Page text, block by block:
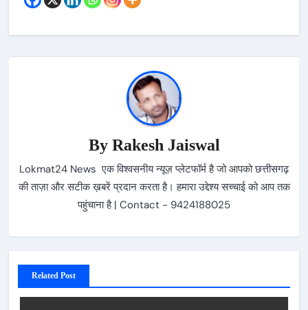
By Rakesh Jaiswal
Lokmat24 News एक विश्वसनीय न्यूज़ प्लेटफॉर्म है जो आपको छत्तीसगढ़
की ताज़ा और सटीक ख़बरें प्रदान करता है। हमारा उद्देश्य सच्चाई को आप तक
पहुंचाना है | Contact - 9424188025
Related Post